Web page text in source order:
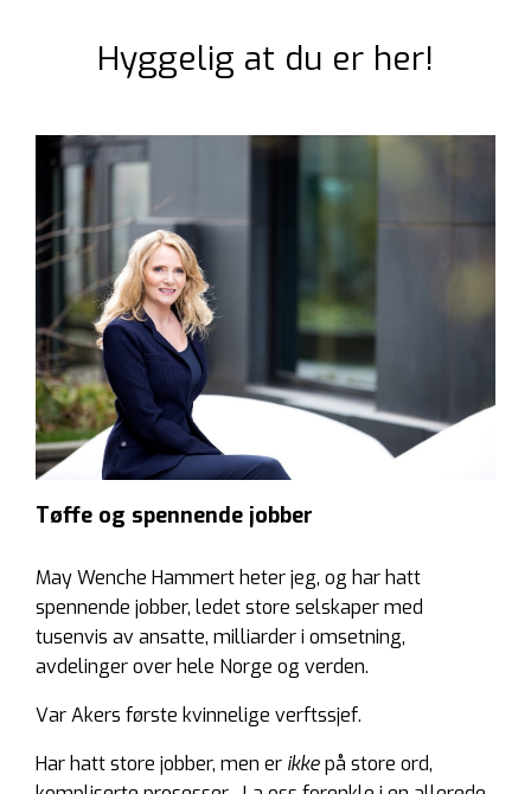
Hyggelig at du er her!
Tøffe og spennende jobber
May Wenche Hammert heter jeg, og har hatt
spennende jobber, ledet store selskaper med
tusenvis av ansatte, milliarder i omsetning,
avdelinger over hele Norge og verden.
Var Akers første kvinnelige verftssjef.
Har hatt store jobber, men er ikkepå store ord,